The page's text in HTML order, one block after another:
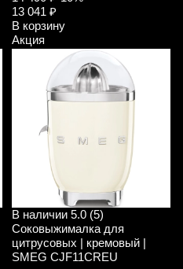
13 041 ₽
В корзину
Акция
В наличии 5.0 (5)
Соковыжималка для
цитрусовых | кремовый |
SMEG CJF11CREU